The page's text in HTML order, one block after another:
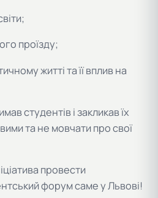
проїзду;
житті та її вплив на
студентів і закликав їх
та не мовчати про свої
провести
форум саме у Львові!